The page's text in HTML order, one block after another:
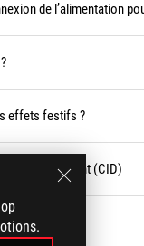
de l’alimentation
effets festifs ?
par le client (CID)
»